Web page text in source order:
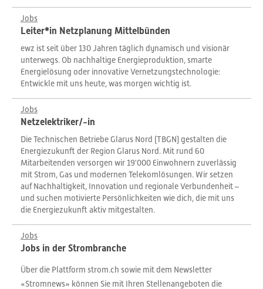
Jobs
Leiter*in Netzplanung Mittelbünden
ewz ist seit über 130 Jahren täglich dynamisch und visionär
unterwegs. Ob nachhaltige Energieproduktion, smarte
Energielösung oder innovative Vernetzungstechnologie:
Entwickle mit uns heute, was morgen wichtig ist.
Jobs
Netzelektriker/-in
Die Technischen Betriebe Glarus Nord (TBGN) gestalten die
Energiezukunft der Region Glarus Nord. Mit rund 60
Mitarbeitenden versorgen wir 19'000 Einwohnern zuverlässig
mit Strom, Gas und modernen Telekomlösungen. Wir setzen
auf Nachhaltigkeit, Innovation und regionale Verbundenheit –
und suchen motivierte Persönlichkeiten wie dich, die mit uns
die Energiezukunft aktiv mitgestalten.
Jobs
Jobs in der Strombranche
Über die Plattform strom.ch sowie mit dem Newsletter
«Stromnews» können Sie mit Ihren Stellenangeboten die